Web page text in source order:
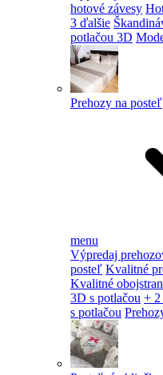
hotové závesy
3 ďalšie
potlačou 3D
Prehozy na posteľ
menu
Výpredaj
posteľ Kvalitné
Kvalitné
3D s potlačou + 2
s potlačou